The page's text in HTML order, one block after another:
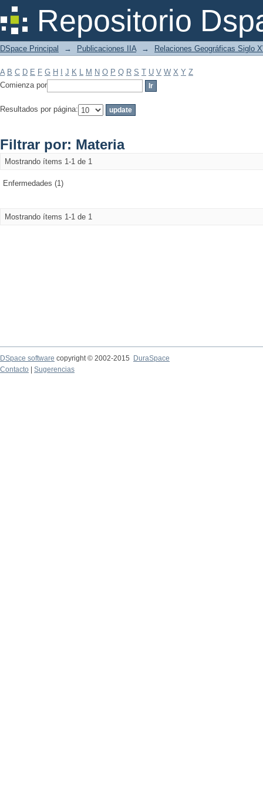
Repositorio
Filtrar por: Materia
DSpace Principal → Publicaciones IIA → Relaciones Geográficas Siglo
A B C D E F G H J K L M N O P Q R S T U V W X Y Z
Comienza por
Resultados por página:
Filtrar por: Materia
Mostrando ítems 1-1 de 1
Enfermedades (1)
Mostrando ítems 1-1 de 1
DSpace software copyright © 2002-2015
DuraSpace
Contacto
Sugerencias